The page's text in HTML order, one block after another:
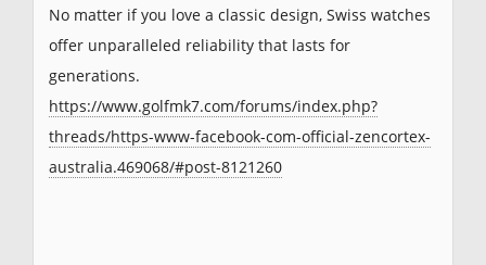
No matter if you love a classic design, Swiss watches
offer unparalleled reliability that lasts for
generations.
https://www.golfmk7.com/forums/index.php?
threads/https-www-facebook-com-official-zencortex-
australia.469068/#post-8121260